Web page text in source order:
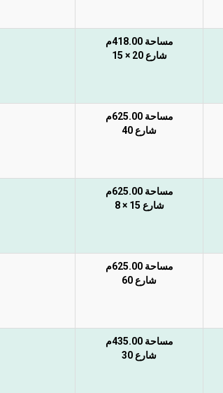
مساحة 418.00م
شارع 20 × 15
مساحة 625.00م
شارع 40
مساحة 625.00م
شارع 15 × 8
مساحة 625.00م
شارع 60
مساحة 435.00م
شارع 30